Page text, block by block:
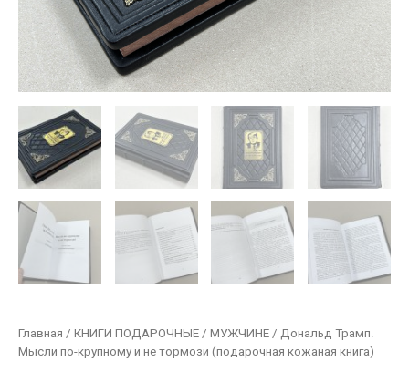
Главная / КНИГИ ПОДАРОЧНЫЕ / МУЖЧИНЕ / Дональд Трамп.
Мысли по-крупному и не тормози (подарочная кожаная книга)